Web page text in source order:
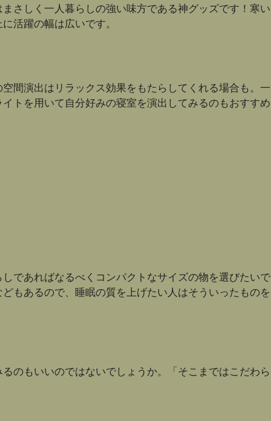
さしく一人暮らしの強い味方である神グッズです！寒い
活躍の幅は広いです。
間演出はリラックス効果をもたらしてくれる場合も。一
トを用いて自分好みの寝室を演出してみるのもおすすめ
であればなるべくコンパクトなサイズの物を選びたいで
もあるので、睡眠の質を上げたい人はそういったものを
のもいいのではないでしょうか。「そこまではこだわら